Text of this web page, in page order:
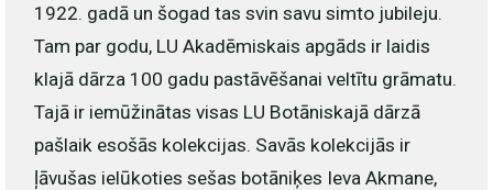
1922. gadā un šogad tas svin savu simto jubileju.
Tam par godu, LU Akadēmiskais apgāds ir laidis
klajā dārza 100 gadu pastāvēšanai veltītu grāmatu.
Tajā ir iemūžinātas visas LU Botāniskajā dārzā
pašlaik esošās kolekcijas. Savās kolekcijās ir
ļāvušas ielūkoties sešas botāniķes Ieva Akmane,